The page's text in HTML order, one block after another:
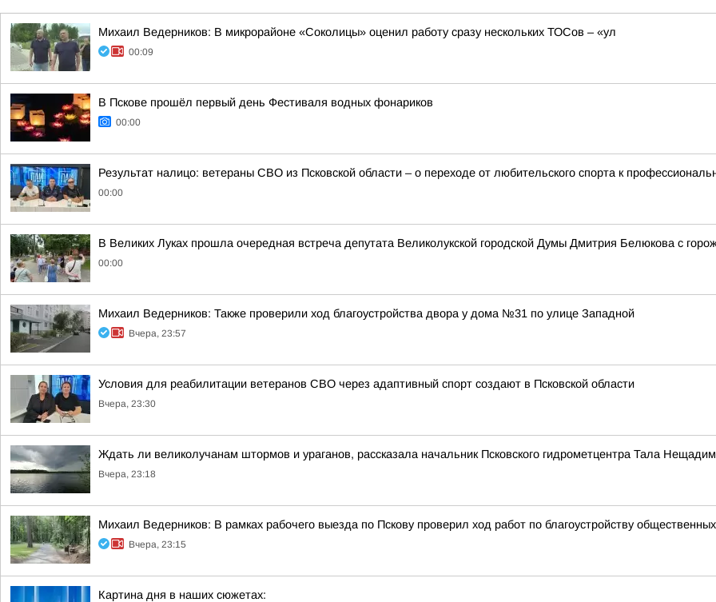
Михаил Ведерников: В микрорайоне «Соколицы» оценил работу сразу нескольких ТОСов – «ул
00:09
В Пскове прошёл первый день Фестиваля водных фонариков
00:00
Результат налицо: ветераны СВО из Псковской области – о переходе от любительского спорта к
00:00
В Великих Луках прошла очередная встреча депутата Великолукской городской Думы Дмитрия Белюкова с
00:00
Михаил Ведерников: Также проверили ход благоустройства двора у дома №31 по улице Западной
Вчера, 23:57
Условия для реабилитации ветеранов СВО через адаптивный спорт создают в Псковской области
Вчера, 23:30
Ждать ли великолучанам штормов и ураганов, рассказала начальник Псковского гидрометцентра Тала
Вчера, 23:18
Михаил Ведерников: В рамках рабочего выезда по Пскову проверил ход работ по благоустройству
Вчера, 23:15
Картина дня в наших сюжетах: